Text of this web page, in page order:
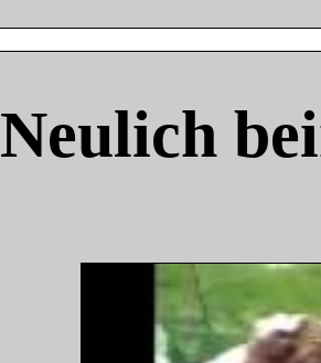
Neulich